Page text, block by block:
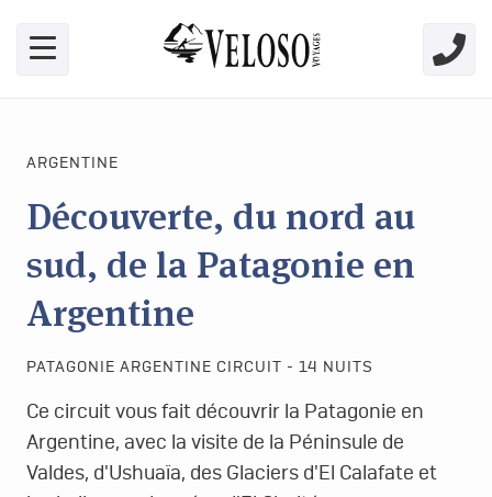
ARGENTINE
Découverte, du nord au
sud, de la Patagonie en
Argentine
PATAGONIE ARGENTINE CIRCUIT - 14 NUITS
Ce circuit vous fait découvrir la Patagonie en
Argentine, avec la visite de la Péninsule de
Valdes, d'Ushuaïa, des Glaciers d'El Calafate et